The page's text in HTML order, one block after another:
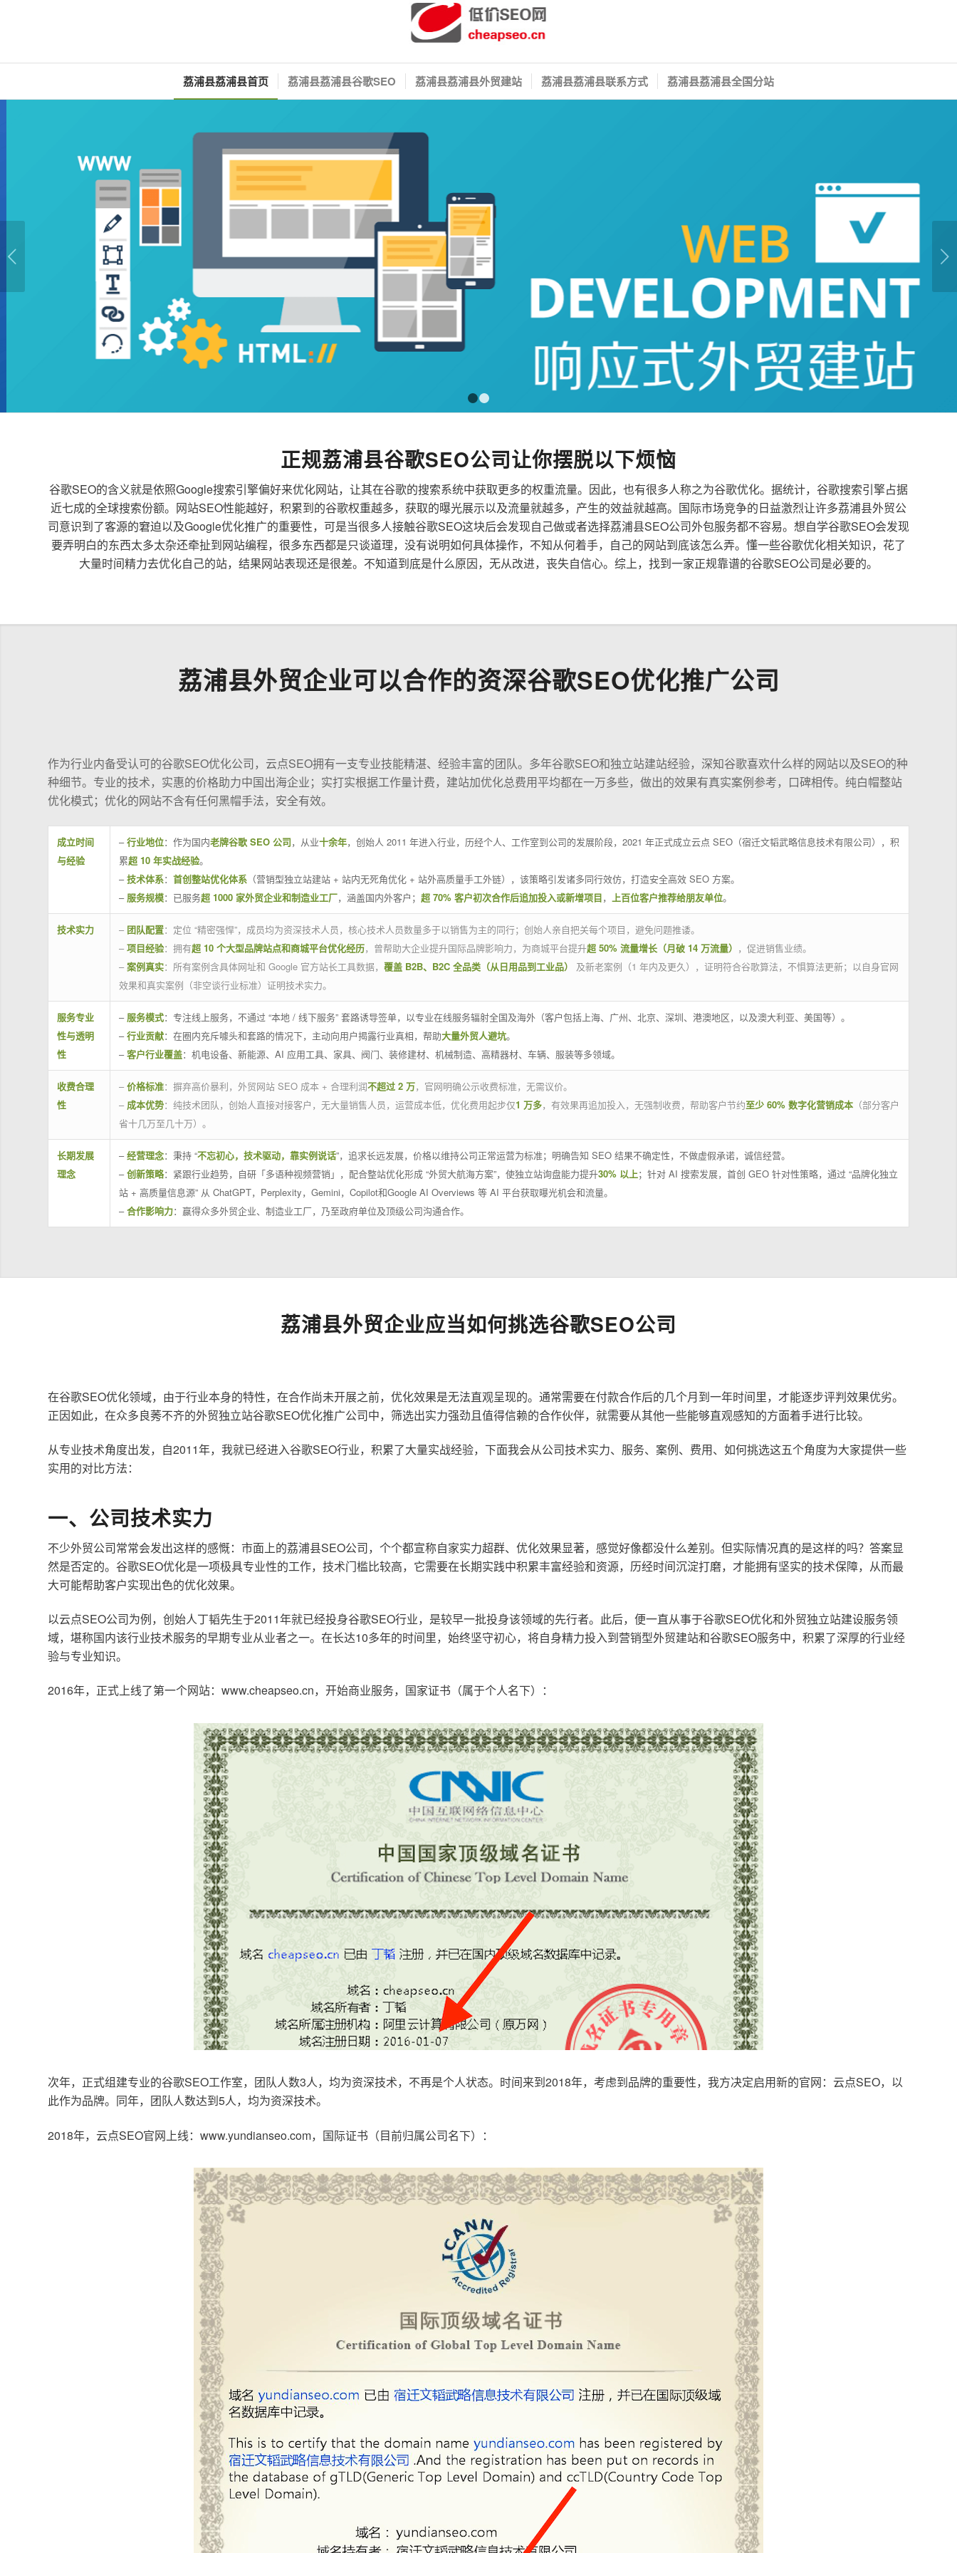
荔浦县荔浦县首页 荔浦县荔浦县谷歌SEO 荔浦县荔浦县外贸建站 荔浦县荔浦县联系方式 荔浦县荔浦县全国分站
下一页
正规荔浦县谷歌SEO公司让你摆脱以下烦恼
谷歌SEO的含义就是依照Google搜索引擎偏好来优化网站，让其在谷歌的搜索系统中获取更多的权重流量。因此，也有很多人称之为谷歌优化。据统计，谷歌搜索引擎占据
近七成的全球搜索份额。网站SEO性能越好，积累到的谷歌权重越多，获取的曝光展示以及流量就越多，产生的效益就越高。国际市场竞争的日益激烈让许多荔浦县外贸公
司意识到了客源的窘迫以及Google优化推广的重要性，可是当很多人接触谷歌SEO这块后会发现自己做或者选择荔浦县SEO公司外包服务都不容易。想自学谷歌SEO会发现
要弄明白的东西太多太杂还牵扯到网站编程，很多东西都是只谈道理，没有说明如何具体操作，不知从何着手，自己的网站到底该怎么弄。懂一些谷歌优化相关知识，花了
大量时间精力去优化自己的站，结果网站表现还是很差。不知道到底是什么原因，无从改进，丧失自信心。综上，找到一家正规靠谱的谷歌SEO公司是必要的。
荔浦县外贸企业可以合作的资深谷歌SEO优化推广公司
作为行业内备受认可的谷歌SEO优化公司，云点SEO拥有一支专业技能精湛、经验丰富的团队。多年谷歌SEO和独立站建站经验，深知谷歌喜欢什么样的网站以及SEO的种
种细节。专业的技术，实惠的价格助力中国出海企业；实打实根据工作量计费，建站加优化总费用平均都在一万多些，做出的效果有真实案例参考，口碑相传。纯白帽整站
优化模式；优化的网站不含有任何黑帽手法，安全有效。
成立时间
与经验
–行业地位：作为国内老牌谷歌 SEO 公司，从业十余年，创始人 2011 年进入行业，历经个人、工作室到公司的发展阶段，2021 年正式成立云点 SEO（宿迁文韬武略信息技术有限公司），积
累超 10 年实战经验。
–技术体系： 首创整站优化体系 （营销型独立站建站 + 站内无死角优化 + 站外高质量手工外链），该策略引发诸多同行效仿，打造安全高效 SEO 方案。
– 服务规模：已服务超 1000 家外贸企业和制造业工厂，涵盖国内外客户； 超 70% 客户初次合作后追加投入或新增项目， 上百位客户推荐给朋友单位。
技术实力 – 团队配置：定位 “精密强悍”，成员均为资深技术人员，核心技术人员数量多于以销售为主的同行；创始人亲自把关每个项目，避免问题推诿。
– 项目经验：拥有超 10 个大型品牌站点和商城平台优化经历，曾帮助大企业提升国际品牌影响力，为商城平台提升超 50% 流量增长（月破 14 万流量） ，促进销售业绩。
– 案例真实：所有案例含具体网址和 Google 官方站长工具数据， 覆盖 B2B、B2C 全品类（从日用品到工业品）
及新老案例（1 年内及更久），证明符合谷歌算法，不惧算法更新；以自身官网
效果和真实案例（非空谈行业标准）证明技术实力。
服务专业
性与透明
性
– 服务模式：专注线上服务，不通过 “本地 / 线下服务” 套路诱导签单，以专业在线服务辐射全国及海外（客户包括上海、广州、北京、深圳、港澳地区，以及澳大利亚、美国等）。
–行业贡献：在圈内充斥噱头和套路的情况下，主动向用户揭露行业真相，帮助大量外贸人避坑。
–客户行业覆盖：机电设备、新能源、AI 应用工具、家具、阀门、装修建材、机械制造、高精器材、车辆、服装等多领域。
收费合理
性
– 价格标准：摒弃高价暴利，外贸网站 SEO 成本 + 合理利润不超过 2 万，官网明确公示收费标准，无需议价。
– 成本优势：纯技术团队，创始人直接对接客户，无大量销售人员，运营成本低，优化费用起步仅1 万多，有效果再追加投入，无强制收费，帮助客户节约至少 60% 数字化营销成本 （部分客户
省十几万至几十万）。
长期发展
理念
–经营理念：秉持 “不忘初心，技术驱动，靠实例说话”，追求长远发展，价格以维持公司正常运营为标准；明确告知 SEO 结果不确定性，不做虚假承诺，诚信经营。
–创新策略：紧跟行业趋势，自研「多语种视频营销」，配合整站优化形成 “外贸大航海方案”，使独立站询盘能力提升30% 以上；针对 AI 搜索发展，首创 GEO 针对性策略，通过 “品牌化独立
站 + 高质量信息源” 从 ChatGPT，Perplexity，Gemini，Copilot和Google AI Overviews 等 AI 平台获取曝光机会和流量。
–合作影响力：赢得众多外贸企业、制造业工厂，乃至政府单位及顶级公司沟通合作。
荔浦县外贸企业应当如何挑选谷歌SEO公司
在谷歌SEO优化领域，由于行业本身的特性，在合作尚未开展之前，优化效果是无法直观呈现的。通常需要在付款合作后的几个月到一年时间里，才能逐步评判效果优劣。
正因如此，在众多良莠不齐的外贸独立站谷歌SEO优化推广公司中，筛选出实力强劲且值得信赖的合作伙伴，就需要从其他一些能够直观感知的方面着手进行比较。
从专业技术角度出发，自2011年，我就已经进入谷歌SEO行业，积累了大量实战经验，下面我会从公司技术实力、服务、案例、费用、如何挑选这五个角度为大家提供一些
实用的对比方法：
一、公司技术实力
不少外贸公司常常会发出这样的感慨：市面上的荔浦县SEO公司，个个都宣称自家实力超群、优化效果显著，感觉好像都没什么差别。但实际情况真的是这样的吗？答案显
然是否定的。谷歌SEO优化是一项极具专业性的工作，技术门槛比较高，它需要在长期实践中积累丰富经验和资源，历经时间沉淀打磨，才能拥有坚实的技术保障，从而最
大可能帮助客户实现出色的优化效果。
以云点SEO公司为例，创始人丁韬先生于2011年就已经投身谷歌SEO行业，是较早一批投身该领域的先行者。此后，便一直从事于谷歌SEO优化和外贸独立站建设服务领
域，堪称国内该行业技术服务的早期专业从业者之一。在长达10多年的时间里，始终坚守初心，将自身精力投入到营销型外贸建站和谷歌SEO服务中，积累了深厚的行业经
验与专业知识。
2016年，正式上线了第一个网站：www.cheapseo.cn，开始商业服务，国家证书（属于个人名下）：
次年，正式组建专业的谷歌SEO工作室，团队人数3人，均为资深技术，不再是个人状态。时间来到2018年，考虑到品牌的重要性，我方决定启用新的官网：云点SEO，以
此作为品牌。同年，团队人数达到5人，均为资深技术。
2018年，云点SEO官网上线：www.yundianseo.com，国际证书（目前归属公司名下）：